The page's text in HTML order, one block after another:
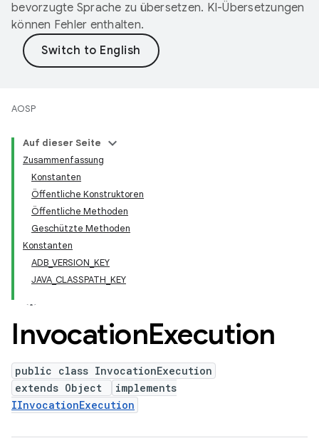
bevorzugte Sprache zu übersetzen. KI-Übersetzungen
können Fehler enthalten.
AOSP
Auf dieser Seite
Zusammenfassung
Konstanten
Öffentliche Konstruktoren
Öffentliche Methoden
Geschützte Methoden
Konstanten
ADB_VERSION_KEY
JAVA_CLASSPATH_KEY
InvocationExecution
public class InvocationExecution
extends Object
implements
IInvocationExecution